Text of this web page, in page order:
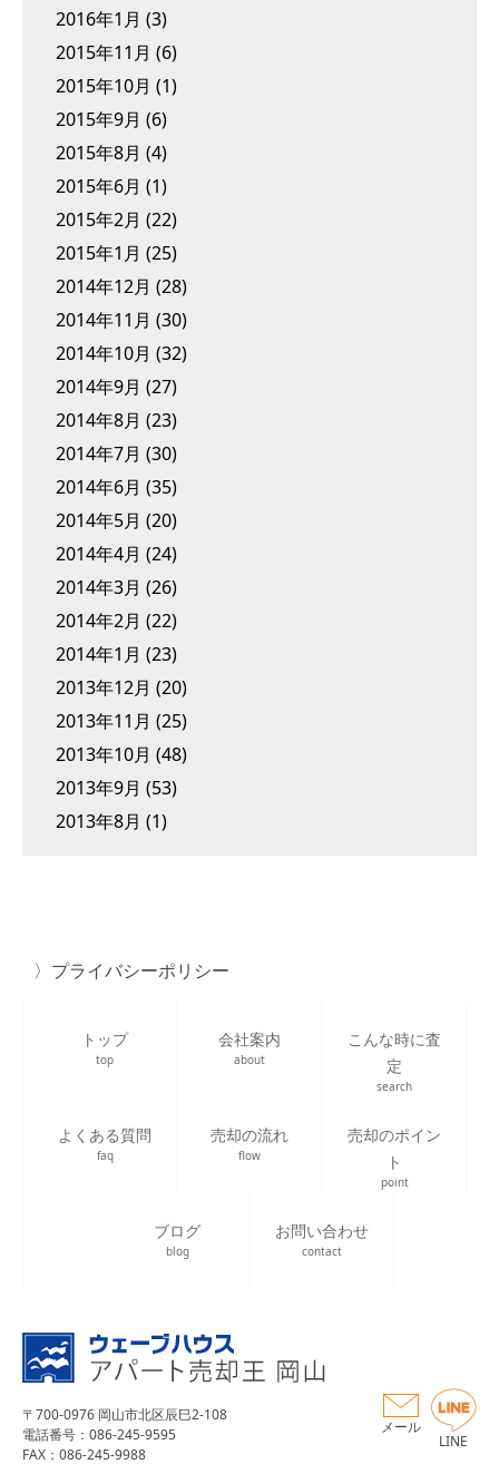
2016年1月 (3)
2015年11月 (6)
2015年10月 (1)
2015年9月 (6)
2015年8月 (4)
2015年6月 (1)
2015年2月 (22)
2015年1月 (25)
2014年12月 (28)
2014年11月 (30)
2014年10月 (32)
2014年9月 (27)
2014年8月 (23)
2014年7月 (30)
2014年6月 (35)
2014年5月 (20)
2014年4月 (24)
2014年3月 (26)
2014年2月 (22)
2014年1月 (23)
2013年12月 (20)
2013年11月 (25)
2013年10月 (48)
2013年9月 (53)
2013年8月 (1)
プライバシーポリシー
トップ
top
会社案内
about
こんな時に査
定
search
よくある質問
faq
売却の流れ
flow
売却のポイン
ト
point
ブログ
blog
お問い合わせ
contact
〒700-0976 岡山市北区辰巳2-108
電話番号：086-245-9595
FAX：086-245-9988
メール
LINE